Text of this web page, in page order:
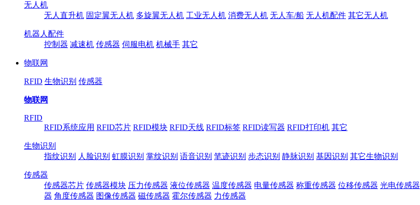
无人机
无人直升机 固定翼无人机 多旋翼无人机 工业无人机 消费无人机 无人车/船 无人机配件 其它无人机
机器人配件
控制器 减速机 传感器 伺服电机 机械手 其它
物联网
RFID 生物识别 传感器
物联网
RFID
RFID系统应用 RFID芯片 RFID模块 RFID天线 RFID标签 RFID读写器 RFID打印机 其它
生物识别
指纹识别
人脸识别 虹膜识别 掌纹识别 语音识别 笔迹识别 步态识别 静脉识别 基因识别 其它生物识别
传感器
传感器芯片 传感器模块 压力传感器 液位传感器 温度传感器 电量传感器 称重传感器 位移传感器 光电传感器
器 角度传感器 图像传感器 磁传感器 霍尔传感器 力传感器